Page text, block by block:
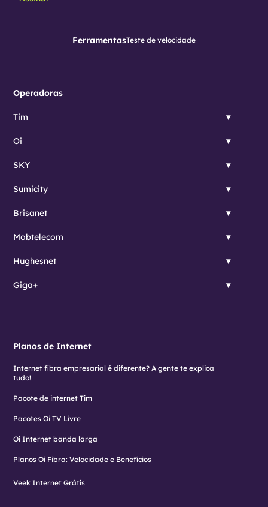
FerramentasTeste de velocidade
Operadoras
Tim
Oi
SKY
Sumicity
Brisanet
Mobtelecom
Hughesnet
Giga+
Planos de Internet
Internet fibra empresarial é diferente? A gente te explica
tudo!
Pacote de internet Tim
Pacotes Oi TV Livre
Oi Internet banda larga
Planos Oi Fibra: Velocidade e Benefícios
Veek Internet Grátis